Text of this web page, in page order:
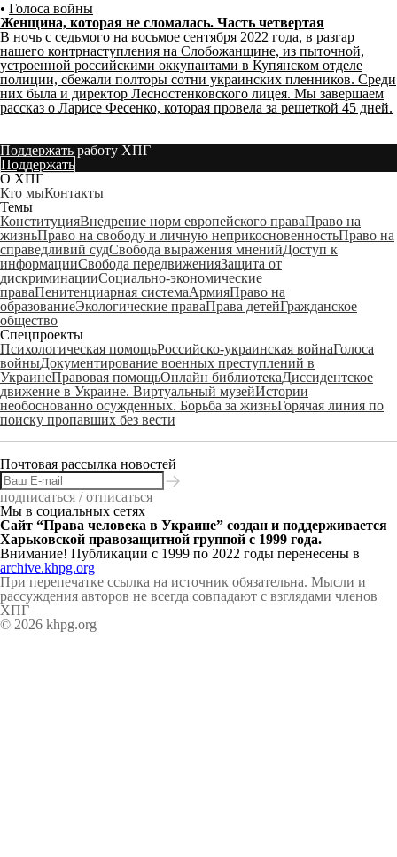
• Голоса войны
Женщина, которая не сломалась. Часть четвертая
В ночь с седьмого на восьмое сентября 2022 года, в разгар
нашего контрнаступления на Слобожанщине, из пыточной,
устроенной российскими оккупантами в Купянском отделе
полиции, сбежали полторы сотни украинских пленников. Среди
них была и директор Лесностенковского лицея. Мы завершаем
рассказ о Ларисе Фесенко, которая провела за решеткой 45 дней.
Поддержать работу ХПГ
Поддержать
О ХПГ
Кто мыКонтакты
Темы
КонституцияВнедрение норм европейского праваПраво на
жизньПраво на свободу и личную неприкосновенностьПраво на
справедливий судСвобода выражения мненийДоступ к
информацииСвобода передвиженияЗащита от
дискриминацииСоциально-экономические
праваПенитенциарная системаАрмияПраво на
образованиеЭкологические праваПрава детейГражданское
общество
Спецпроекты
Психологическая помощьРоссийско-украинская войнаГолоса
войныДокументирование военных преступлений в
УкраинеПравовая помощьОнлайн библиотекаДиссидентское
движение в Украине. Виртуальный музейИстории
необоснованно осужденных. Борьба за жизньГорячая линия по
поиску пропавших без вести
Почтовая рассылка новостей
подписаться / отписаться
Мы в социальных сетях
Сайт “Права человека в Украине” создан и поддерживается
Харьковской правозащитной группой с 1999 года.
Внимание! Публикации с 1999 по 2022 годы перенесены в
archive.khpg.org
При перепечатке ссылка на источник обязательна. Мысли и
рассуждения авторов не всегда совпадают с взглядами членов
ХПГ
© 2026 khpg.org